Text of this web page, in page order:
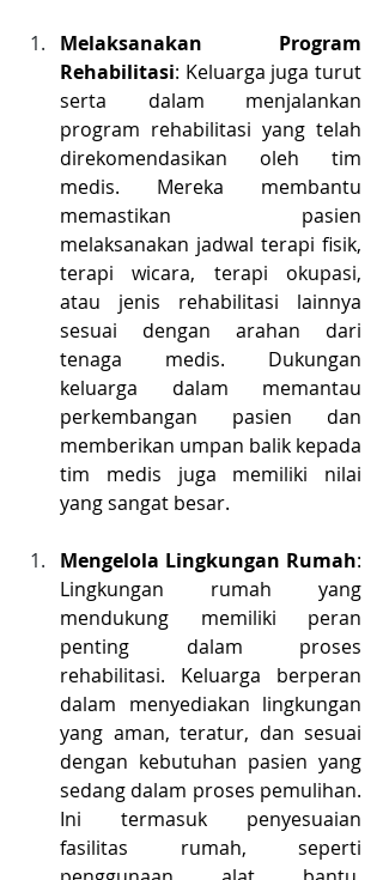
Melaksanakan Program
Rehabilitasi: Keluarga juga turut
serta dalam menjalankan
program rehabilitasi yang telah
direkomendasikan oleh tim
medis. Mereka membantu
memastikan pasien
melaksanakan jadwal terapi fisik,
terapi wicara, terapi okupasi,
atau jenis rehabilitasi lainnya
sesuai dengan arahan dari
tenaga medis. Dukungan
keluarga dalam memantau
perkembangan pasien dan
memberikan umpan balik kepada
tim medis juga memiliki nilai
yang sangat besar.
Mengelola Lingkungan Rumah:
Lingkungan rumah yang
mendukung memiliki peran
penting dalam proses
rehabilitasi. Keluarga berperan
dalam menyediakan lingkungan
yang aman, teratur, dan sesuai
dengan kebutuhan pasien yang
sedang dalam proses pemulihan.
Ini termasuk penyesuaian
fasilitas rumah, seperti